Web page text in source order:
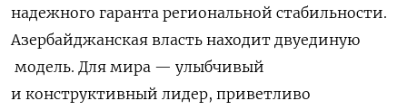
надежного гаранта региональной стабильности.
Азербайджанская власть находит двуединую
модель. Для мира — улыбчивый
и конструктивный лидер, приветливо